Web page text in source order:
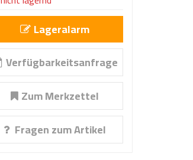
Lageralarm
Verfügbarkeitsanfrage
Zum Merkzettel
Fragen zum Artikel